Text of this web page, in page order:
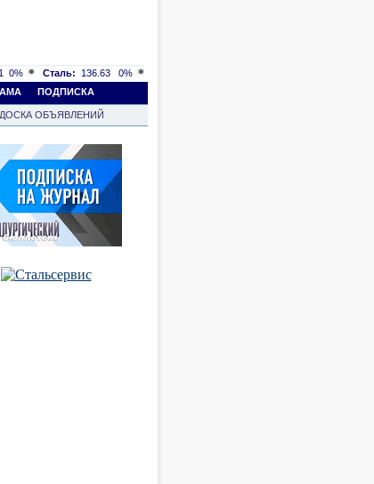
0% Сталь: 136.63
0%
ПОДПИСКА
ДОСКА ОБЪЯВЛЕНИЙ